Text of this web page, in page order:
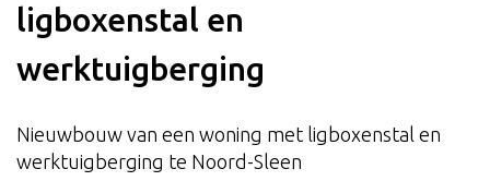
ligboxenstal en
werktuigberging
Nieuwbouw van een woning met ligboxenstal en
werktuigberging te Noord-Sleen